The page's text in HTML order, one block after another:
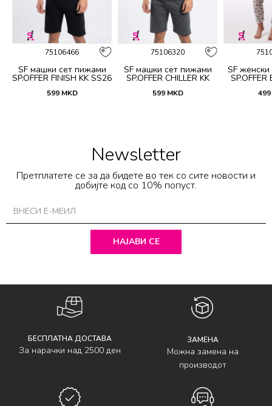
75106466
SF машки сет пижами
SP.OFFER FINISH KK SS26
599 MKD
75106320
SF машки сет пижами
SP.OFFER CHILLER KK
599 MKD
SF
499
Newsletter
Претплатете се за да бидете во тек со сите новости и
добијте код со 10% попуст.
НАЈАВИ СЕ
БЕСПЛАТНА ДОСТАВА
За нарачки над 2500 ден
ЗАМЕНА
Можна замена на
производот